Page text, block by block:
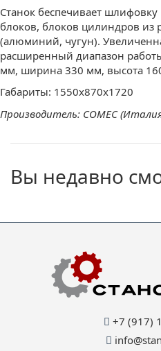
Станок беспечивает
блоков, блоков цилиндров из
(алюминий, чугун).
расширенный диапазон
мм, ширина 330 мм, высота
Габариты: 1550х870х1720
Производитель: COMEC
Вы недавно
+7 (917)